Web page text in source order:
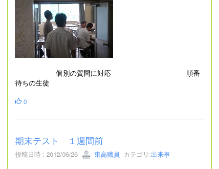
個別の質問に対応 順番
待ちの生徒
0
期末テスト １週間前
投稿日時 : 2012/06/26 東高職員 カテゴリ:出来事